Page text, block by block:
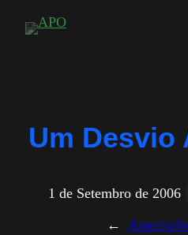
Um Desvio
1 de Setembro de 2006
← Anterior